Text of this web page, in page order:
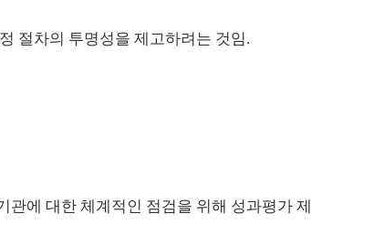
절차의 투명성을 제고하려는 것임.
에 대한 체계적인 점검을 위해 성과평가 제